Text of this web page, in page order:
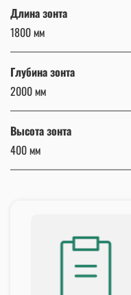
Длина зонта
1800 мм
Глубина зонта
2000 мм
Высота зонта
400 мм